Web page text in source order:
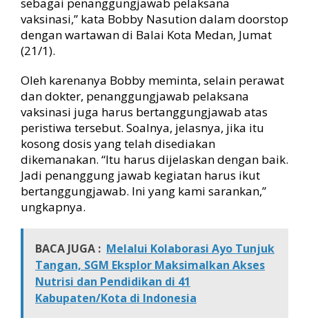
a
t
sebagai penanggungjawab pelaksana
vaksinasi,” kata Bobby Nasution dalam doorstop
dengan wartawan di Balai Kota Medan, Jumat
(21/1).
Oleh karenanya Bobby meminta, selain perawat
dan dokter, penanggungjawab pelaksana
vaksinasi juga harus bertanggungjawab atas
peristiwa tersebut. Soalnya, jelasnya, jika itu
kosong dosis yang telah disediakan
dikemanakan. “Itu harus dijelaskan dengan baik.
Jadi penanggung jawab kegiatan harus ikut
bertanggungjawab. Ini yang kami sarankan,”
ungkapnya.
BACA JUGA : Melalui Kolaborasi Ayo Tunjuk
Tangan, SGM Eksplor Maksimalkan Akses
Nutrisi dan Pendidikan di 41
Kabupaten/Kota di Indonesia